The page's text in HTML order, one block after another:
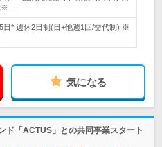
※…
日* 週休2日制(日+他週1回/交代制) ※
気になる
ド「ACTUS」との共同事業スタート